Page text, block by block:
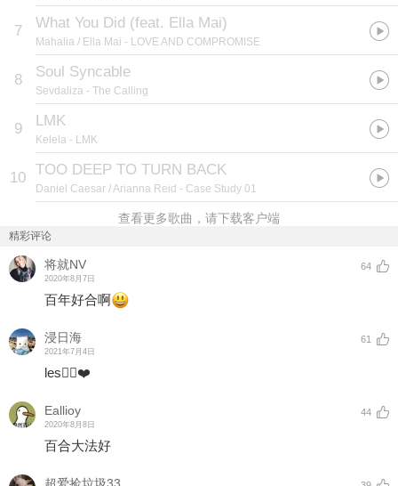
7 What You Did (feat. Ella Mai)
Mahalia / Ella Mai - LOVE AND COMPROMISE
8 Soul Syncable
Sevdaliza - The Calling
9 LMK
Kelela - LMK
10 TOO DEEP TO TURN BACK
Daniel Caesar / Arianna Reid - Case Study 01
查看更多歌曲，请下载客户端
精彩评论
将就NV
2020年8月7日
64
百年好合啊
浸日海
2021年7月4日
61
les🏳️‍🌈❤️
Eallioy
2020年8月8日
44
百合大法好